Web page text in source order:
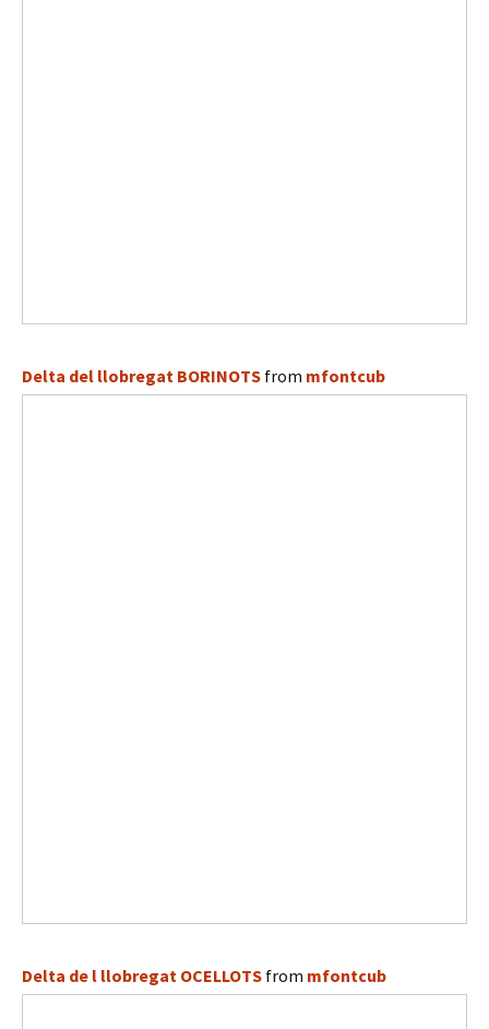
Delta del llobregat BORINOTS from mfontcub
Delta de l llobregat OCELLOTS from mfontcub